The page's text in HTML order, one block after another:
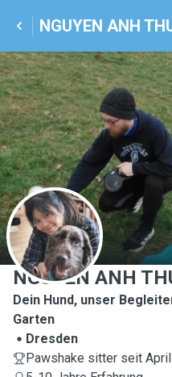
NGUYEN ANH
N
NGUYEN ANH
Dein Hund, unser
Garten
Dresden
Pawshake sitter seit